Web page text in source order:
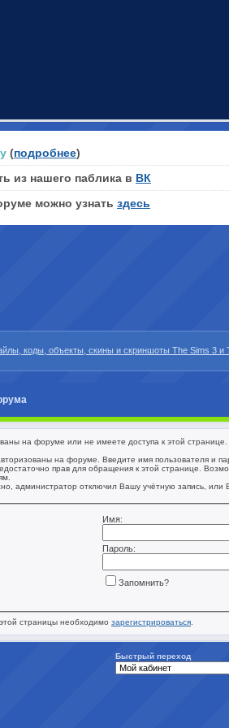
(подробнее)
из нашего паблика в ВК
можно узнать здесь
коды, объекты, скины и скриншоты The Sims 3
на форуме или не имеете доступа к этой
на форуме. Введите имя пользователя и
прав для обращения к этой странице.
администратор отключил Вашу учётную запись, или
Имя:
Пароль:
Запомнить?
страницы необходимо зарегистрироваться.
Быстрый переход